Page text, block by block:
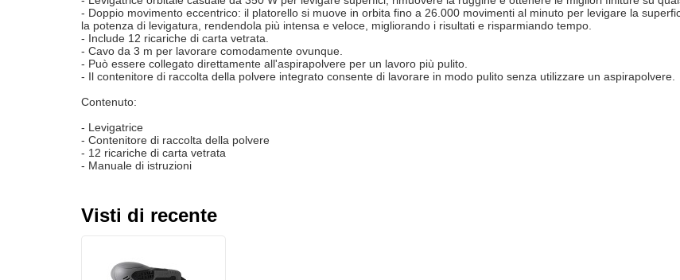
- Doppio movimento eccentrico: il platorello si muove in orbita fino a 26.000 movimenti al minuto per levigare la
la potenza di levigatura, rendendola più intensa e veloce, migliorando i risultati e risparmiando tempo.
- Include 12 ricariche di carta vetrata.
- Cavo da 3 m per lavorare comodamente ovunque.
- Può essere collegato direttamente all'aspirapolvere per un lavoro più pulito.
- Il contenitore di raccolta della polvere integrato consente di lavorare in modo pulito senza utilizzare un aspirapolvere.
Contenuto:
- Levigatrice
- Contenitore di raccolta della polvere
- 12 ricariche di carta vetrata
- Manuale di istruzioni
Visti di recente